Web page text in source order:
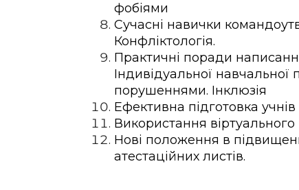
фобіями
Сучасні навички
Конфліктологія.
Практичні поради
Індивідуальної
порушеннями. Інклюзія
Ефективна підготовка
Використання
Нові положення в
атестаційних листів.